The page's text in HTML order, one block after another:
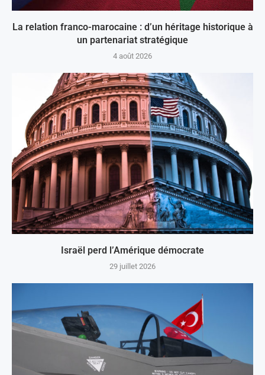
La relation franco-marocaine : d’un héritage historique à
un partenariat stratégique
4 août 2026
Israël perd l’Amérique démocrate
29 juillet 2026